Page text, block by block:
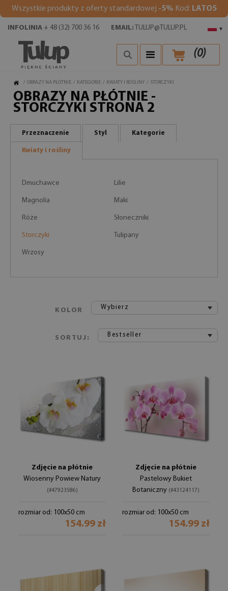
Wszystkie produkty z oferty standardowej -5% Kod: LATO5
▾
INFOLINIA + 48 (32) 700 36 16 EMAIL: TULUP@TULUP.PL
(0)
/ OBRAZY NA PŁÓTNIE / KATEGORIE / KWIATY I ROŚLINY / STORCZYKI
OBRAZY NA PŁÓTNIE -
STORCZYKI STRONA 2
Przeznaczenie Styl Kategorie
Kwiaty i rośliny
Dmuchawce Lilie
Magnolia Maki
Róże Słoneczniki
Storczyki Tulipany
Wrzosy
KOLOR Wybierz
SORTUJ: Bestseller
Zdjęcie na płótnie
Wiosenny Powiew Natury
(#47923586)
rozmiar od: 100x50 cm
154.99 zł
Zdjęcie na płótnie
Pastelowy Bukiet
Botaniczny (#43124117)
rozmiar od: 100x50 cm
154.99 zł